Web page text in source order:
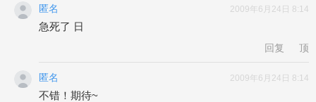
匿名 2009年6月24日 8:14
急死了 日
回复 顶
匿名 2009年6月24日 8:14
不错！期待~